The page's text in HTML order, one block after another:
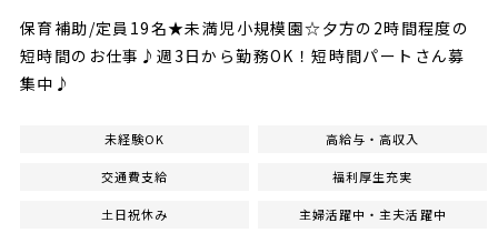
保育補助/定員19名★未満児小規模園☆夕方の2時間程度の
短時間のお仕事♪週3日から勤務OK！短時間パートさん募
集中♪
未経験OK 高給与・高収入
交通費支給 福利厚生充実
土日祝休み 主婦活躍中・主夫活躍中